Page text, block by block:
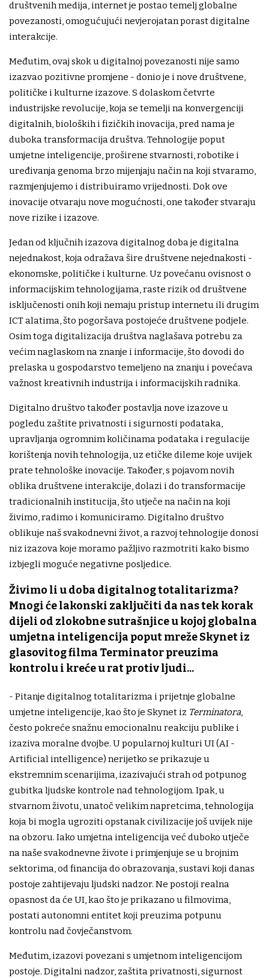
društvenih medija, internet je postao temelj globalne
povezanosti, omogućujući nevjerojatan porast digitalne
interakcije.
Međutim, ovaj skok u digitalnoj povezanosti nije samo
izazvao pozitivne promjene - donio je i nove društvene,
političke i kulturne izazove. S dolaskom četvrte
industrijske revolucije, koja se temelji na konvergenciji
digitalnih, bioloških i fizičkih inovacija, pred nama je
duboka transformacija društva. Tehnologije poput
umjetne inteligencije, proširene stvarnosti, robotike i
uređivanja genoma brzo mijenjaju način na koji stvaramo,
razmjenjujemo i distribuiramo vrijednosti. Dok ove
inovacije otvaraju nove mogućnosti, one također stvaraju
nove rizike i izazove.
Jedan od ključnih izazova digitalnog doba je digitalna
nejednakost, koja odražava šire društvene nejednakosti -
ekonomske, političke i kulturne. Uz povećanu ovisnost o
informacijskim tehnologijama, raste rizik od društvene
isključenosti onih koji nemaju pristup internetu ili drugim
ICT alatima, što pogoršava postojeće društvene podjele.
Osim toga digitalizacija društva naglašava potrebu za
većim naglaskom na znanje i informacije, što dovodi do
prelaska u gospodarstvo temeljeno na znanju i povećava
važnost kreativnih industrija i informacijskih radnika.
Digitalno društvo također postavlja nove izazove u
pogledu zaštite privatnosti i sigurnosti podataka,
upravljanja ogromnim količinama podataka i regulacije
korištenja novih tehnologija, uz etičke dileme koje uvijek
prate tehnološke inovacije. Također, s pojavom novih
oblika društvene interakcije, dolazi i do transformacije
tradicionalnih institucija, što utječe na način na koji
živimo, radimo i komuniciramo. Digitalno društvo
oblikuje naš svakodnevni život, a razvoj tehnologije donosi
niz izazova koje moramo pažljivo razmotriti kako bismo
izbjegli moguće negativne posljedice.
Živimo li u doba digitalnog totalitarizma?
Mnogi će lakonski zaključiti da nas tek korak
dijeli od zlokobne sutrašnjice u kojoj globalna
umjetna inteligencija poput mreže Skynet iz
glasovitog filma Terminator preuzima
kontrolu i kreće u rat protiv ljudi...
- Pitanje digitalnog totalitarizma i prijetnje globalne
umjetne inteligencije, kao što je Skynet iz Terminatora,
često pokreće snažnu emocionalnu reakciju publike i
izaziva moralne dvojbe. U popularnoj kulturi UI (AI -
Artificial intelligence) nerijetko se prikazuje u
ekstremnim scenarijima, izazivajući strah od potpunog
gubitka ljudske kontrole nad tehnologijom. Ipak, u
stvarnom životu, unatoč velikim napretcima, tehnologija
koja bi mogla ugroziti opstanak civilizacije još uvijek nije
na obzoru. Iako umjetna inteligencija već duboko utječe
na naše svakodnevne živote i primjenjuje se u brojnim
sektorima, od financija do obrazovanja, sustavi koji danas
postoje zahtijevaju ljudski nadzor. Ne postoji realna
opasnost da će UI, kao što je prikazano u filmovima,
postati autonomni entitet koji preuzima potpunu
kontrolu nad čovječanstvom.
Međutim, izazovi povezani s umjetnom inteligencijom
postoje. Digitalni nadzor, zaštita privatnosti, sigurnost